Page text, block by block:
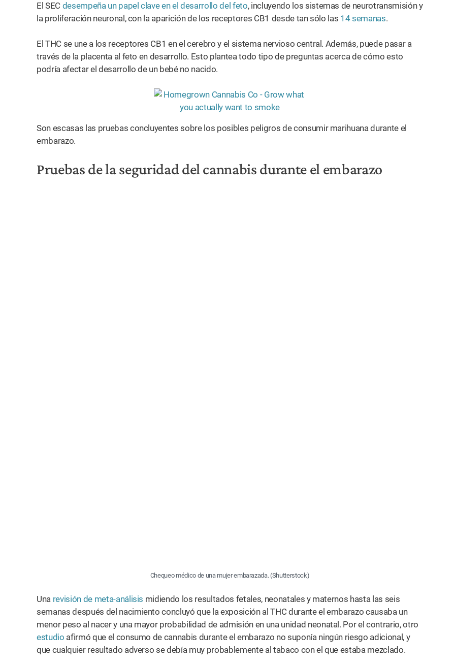
El SEC desempeña un papel clave en el desarrollo del feto, incluyendo los sistemas de neurotransmisión y
la proliferación neuronal, con la aparición de los receptores CB1 desde tan sólo las 14 semanas.
El THC se une a los receptores CB1 en el cerebro y el sistema nervioso central. Además, puede pasar a
través de la placenta al feto en desarrollo. Esto plantea todo tipo de preguntas acerca de cómo esto
podría afectar el desarrollo de un bebé no nacido.
Son escasas las pruebas concluyentes sobre los posibles peligros de consumir marihuana durante el
embarazo.
Pruebas de la seguridad del cannabis durante el embarazo
Chequeo médico de una mujer embarazada. (Shutterstock)
Una revisión de meta-análisis midiendo los resultados fetales, neonatales y maternos hasta las seis
semanas después del nacimiento concluyó que la exposición al THC durante el embarazo causaba un
menor peso al nacer y una mayor probabilidad de admisión en una unidad neonatal. Por el contrario, otro
estudio afirmó que el consumo de cannabis durante el embarazo no suponía ningún riesgo adicional, y
que cualquier resultado adverso se debía muy probablemente al tabaco con el que estaba mezclado.